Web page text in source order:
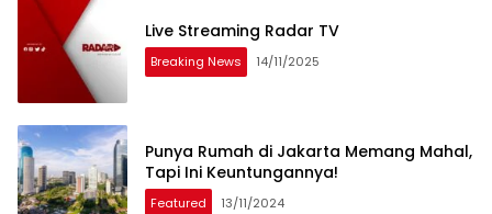
Live Streaming Radar TV
Breaking News 14/11/2025
Punya Rumah di Jakarta Memang Mahal,
Tapi Ini Keuntungannya!
Featured 13/11/2024